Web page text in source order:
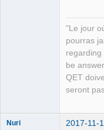
"Le jour
pourras
regarding
be
QET
seront
Nuri 2017-11-